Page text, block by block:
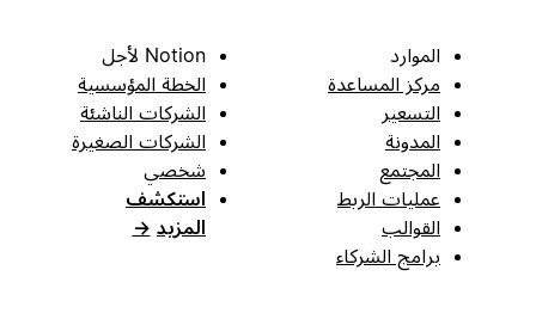
الموارد
مركز المساعدة
التسعير
المدونة
المجتمع
عمليات الربط
القوالب
برامج الشركاء
Notion لأجل
الخطة المؤسسية
الشركات الناشئة
الشركات الصغيرة
شخصي
استكشف
المزيد →